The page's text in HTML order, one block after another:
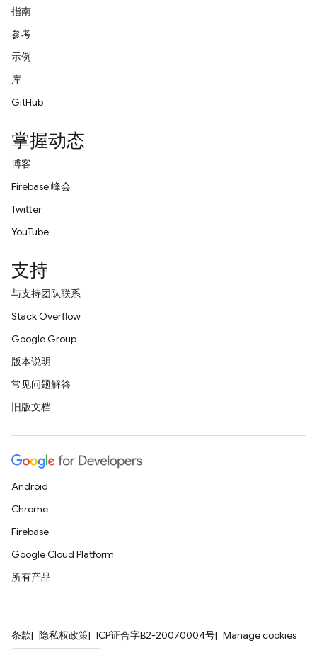
指南
参考
示例
库
GitHub
掌握动态
博客
Firebase 峰会
Twitter
YouTube
支持
与支持团队联系
Stack Overflow
Google Group
版本说明
常见问题解答
旧版文档
Android
Chrome
Firebase
Google Cloud Platform
所有产品
条款 隐私权政策 ICP证合字B2-20070004号 Manage cookies